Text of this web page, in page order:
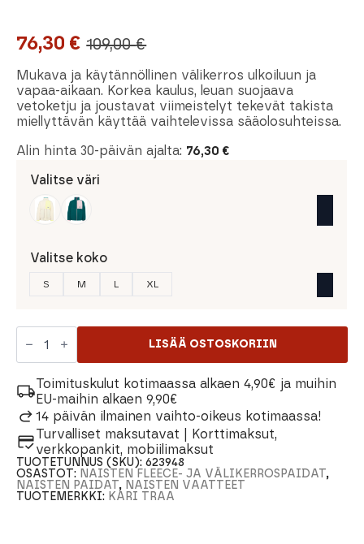
109,00€
Alkuperäinen
hinta
oli:
109,00 €.
76,30 €
Nykyinen
hinta
on:
76,30 €.
Mukava ja käytännöllinen välikerros ulkoiluun ja
vapaa-aikaan. Korkea kaulus, leuan suojaava
vetoketju ja joustavat viimeistelyt tekevät takista
miellyttävän käyttää vaihtelevissa sääolosuhteissa.
Alin hinta 30-päivän ajalta: 76,30 €
Valitse väri
Valitse koko
S M L XL
Kari
Traa
Emma
Naisten
Fleecepaita
määrä
LISÄÄ OSTOSKORIIN
Toimituskulut kotimaassa alkaen 4,90€ ja muihin
EU-maihin alkaen 9,90€
14 päivän ilmainen vaihto-oikeus kotimaassa!
Turvalliset maksutavat | Korttimaksut,
verkkopankit, mobiilimaksut
TUOTETUNNUS (SKU):623948
OSASTOT: NAISTEN FLEECE- JA VÄLIKERROSPAIDAT,
NAISTEN PAIDAT, NAISTEN VAATTEET
TUOTEMERKKI: KARI TRAA